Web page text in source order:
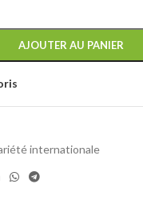
AJOUTER AU PANIER
internationale